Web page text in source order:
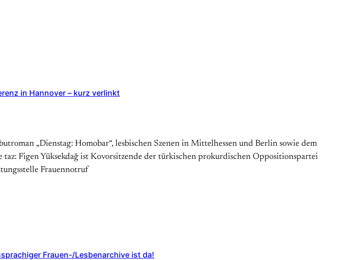
in Hannover – kurz verlinkt
„Dienstag: Homobar“, lesbischen Szenen in Mittelhessen und Berlin sowie dem
Figen Yüksekdağ ist Kovorsitzende der türkischen prokurdischen Oppositionspartei
Frauennotruf
Frauen-/Lesbenarchive ist da!